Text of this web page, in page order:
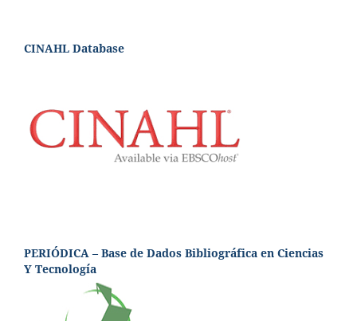
CINAHL Database
PERIÓDICA – Base de Dados Bibliográfica en Ciencias
Y Tecnología